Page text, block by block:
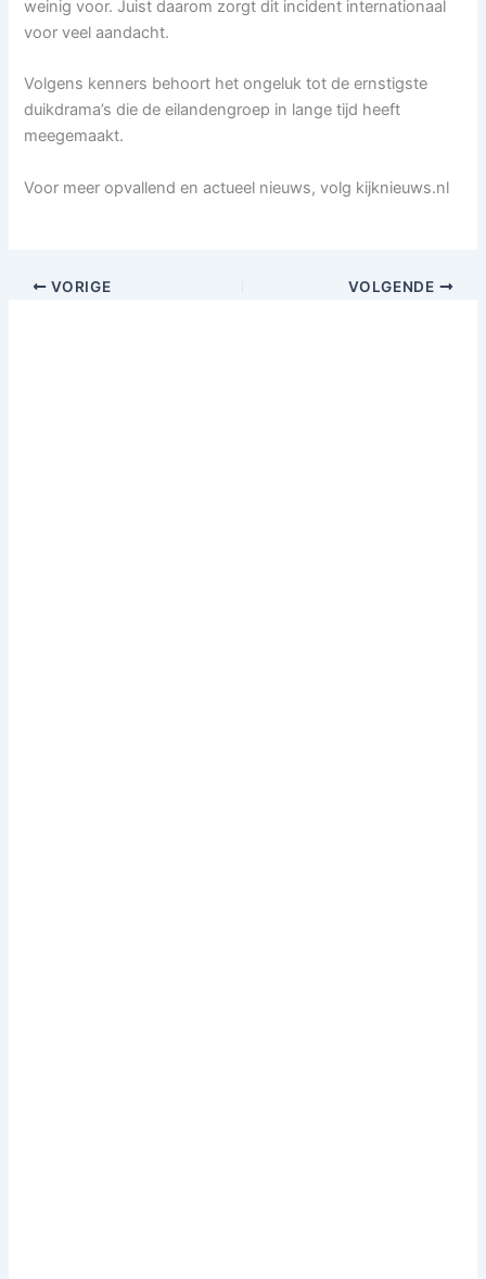
weinig voor. Juist daarom zorgt dit incident internationaal
voor veel aandacht.
Volgens kenners behoort het ongeluk tot de ernstigste
duikdrama’s die de eilandengroep in lange tijd heeft
meegemaakt.
Voor meer opvallend en actueel nieuws, volg kijknieuws.nl
VORIGE VOLGENDE